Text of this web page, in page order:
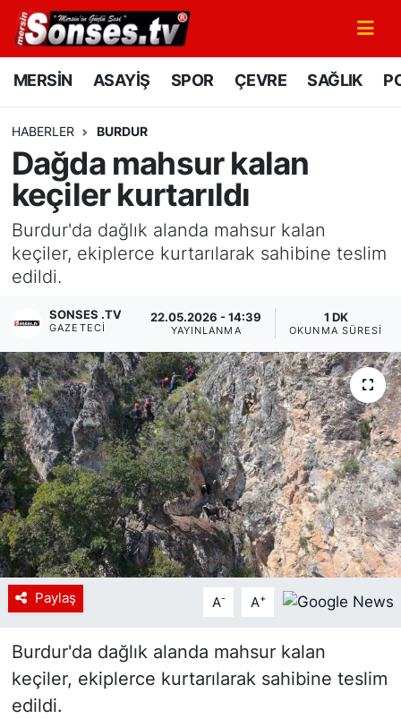
MERSİN ASAYİŞ SPOR ÇEVRE SAĞLIK
HABERLER BURDUR
Dağda mahsur kalan
keçiler kurtarıldı
Burdur'da dağlık alanda mahsur kalan
keçiler, ekiplerce kurtarılarak sahibine teslim
edildi.
SONSES .TV
GAZETECI
22.05.2026 - 14:39
YAYINLANMA
1 DK
OKUNMA SÜRESI
Paylaş A- A+
Burdur'da dağlık alanda mahsur kalan
keçiler, ekiplerce kurtarılarak sahibine teslim
edildi.
MERSİN
SPOR
GÜNÜN MANŞETİ
DÜNYA
SAĞLIK
Siyaset
YEREL HABER
Haberde insan
Tanıtım
Mersin Nöbetçi Eczaneler
Mersin Namaz Vakitleri
Mersin Trafik Yoğunluk Haritası
Süper Lig Puan Durumu ve Fikstür
Haber Arşivi